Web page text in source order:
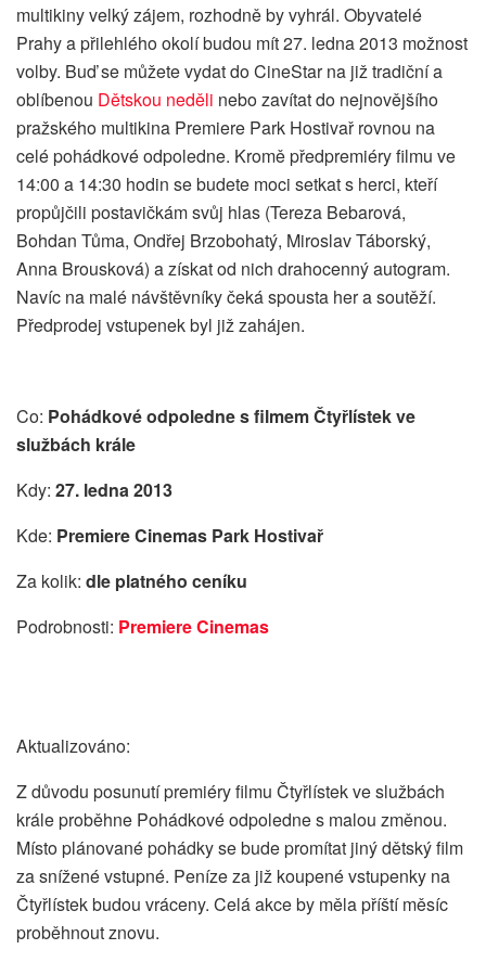
multikiny velký zájem, rozhodně by vyhrál. Obyvatelé
Prahy a přilehlého okolí budou mít 27. ledna 2013 možnost
volby. Buď se můžete vydat do CineStar na již tradiční a
oblíbenou Dětskou neděli nebo zavítat do nejnovějšího
pražského multikina Premiere Park Hostivař rovnou na
celé pohádkové odpoledne. Kromě předpremiéry filmu ve
14:00 a 14:30 hodin se budete moci setkat s herci, kteří
propůjčili postavičkám svůj hlas (Tereza Bebarová,
Bohdan Tůma, Ondřej Brzobohatý, Miroslav Táborský,
Anna Brousková) a získat od nich drahocenný autogram.
Navíc na malé návštěvníky čeká spousta her a soutěží.
Předprodej vstupenek byl již zahájen.
Co: Pohádkové odpoledne s filmem Čtyřlístek ve
službách krále
Kdy: 27. ledna 2013
Kde: Premiere Cinemas Park Hostivař
Za kolik: dle platného ceníku
Podrobnosti: Premiere Cinemas
Aktualizováno:
Z důvodu posunutí premiéry filmu Čtyřlístek ve službách
krále proběhne Pohádkové odpoledne s malou změnou.
Místo plánované pohádky se bude promítat jiný dětský film
za snížené vstupné. Peníze za již koupené vstupenky na
Čtyřlístek budou vráceny. Celá akce by měla příští měsíc
proběhnout znovu.